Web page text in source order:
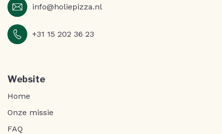
info@holiepizza.nl
+31 15 202 36 23
Website
Home
Onze missie
FAQ